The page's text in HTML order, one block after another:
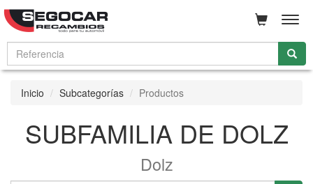
Inicio Subcategorías Productos
SUBFAMILIA DE DOLZ
Dolz